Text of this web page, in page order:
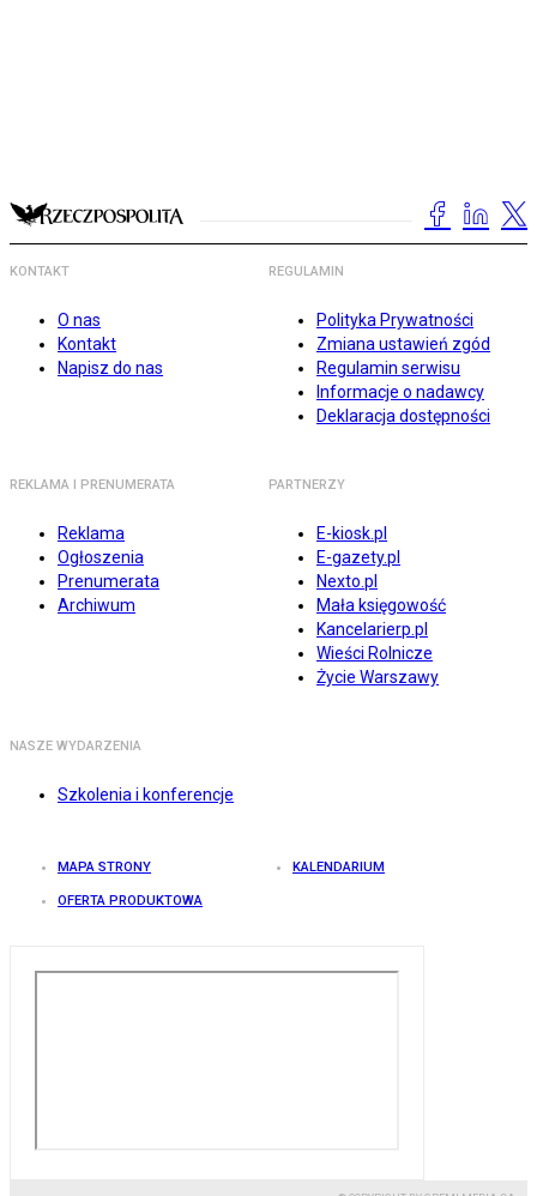
KONTAKT
O nas
Kontakt
Napisz do nas
REGULAMIN
Polityka Prywatności
Zmiana ustawień zgód
Regulamin serwisu
Informacje o nadawcy
Deklaracja dostępności
REKLAMA I PRENUMERATA
Reklama
Ogłoszenia
Prenumerata
Archiwum
PARTNERZY
E-kiosk.pl
E-gazety.pl
Nexto.pl
Mała księgowość
Kancelarierp.pl
Wieści Rolnicze
Życie Warszawy
NASZE WYDARZENIA
Szkolenia i konferencje
MAPA STRONY KALENDARIUM
OFERTA PRODUKTOWA